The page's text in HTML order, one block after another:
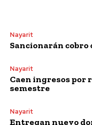
Nayarit
Sancionarán
Nayarit
Caen ingresos por
semestre
Nayarit
Entregan nuevo